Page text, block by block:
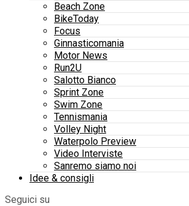
Beach Zone
BikeToday
Focus
Ginnasticomania
Motor News
Run2U
Salotto Bianco
Sprint Zone
Swim Zone
Tennismania
Volley Night
Waterpolo Preview
Video Interviste
Sanremo siamo noi
Idee & consigli
Seguici su